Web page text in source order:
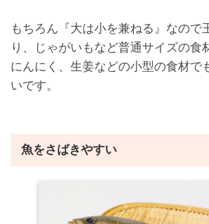
もちろん『大は小を兼ねる』なので
り、じゃがいもなど普通サイズの食
にんにく、生姜などの小型の食材で
いです。
魚をさばきやすい